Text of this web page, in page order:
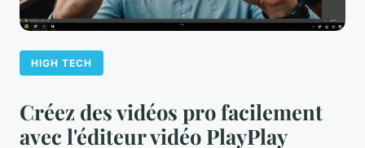
HIGH TECH
Créez des vidéos pro facilement
avec l'éditeur vidéo PlayPlay